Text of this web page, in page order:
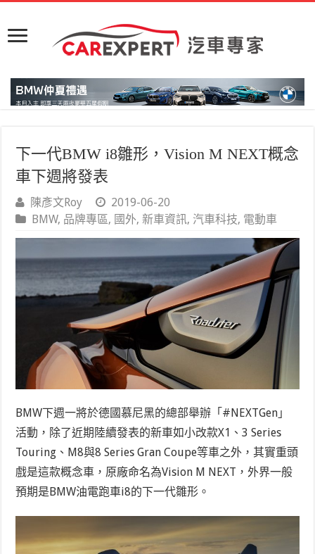
下一代BMW i8雛形，Vision M NEXT概念
車下週將發表
陳彥文Roy
2019-06-20
BMW, 品牌專區, 國外,新車資訊, 汽車科技, 電動車
BMW下週一將於德國慕尼黑的總部舉辦「#NEXTGen」
活動，除了近期陸續發表的新車如小改款X1、3 Series
Touring、M8與8 Series Gran Coupe等車之外，其實重頭
戲是這款概念車，原廠命名為Vision M NEXT，外界一般
預期是BMW油電跑車i8的下一代雛形。